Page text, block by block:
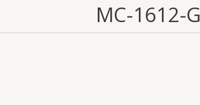
MC-1612-G